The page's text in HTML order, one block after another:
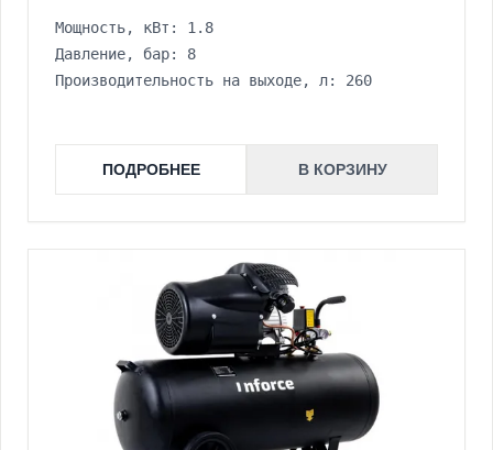
Мощность, кВт: 1.8
Давление, бар: 8
Производительность на выходе, л: 260
ПОДРОБНЕЕ В КОРЗИНУ